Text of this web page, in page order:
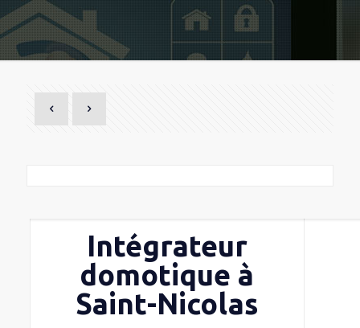
Intégrateur
domotique à
Saint-Nicolas